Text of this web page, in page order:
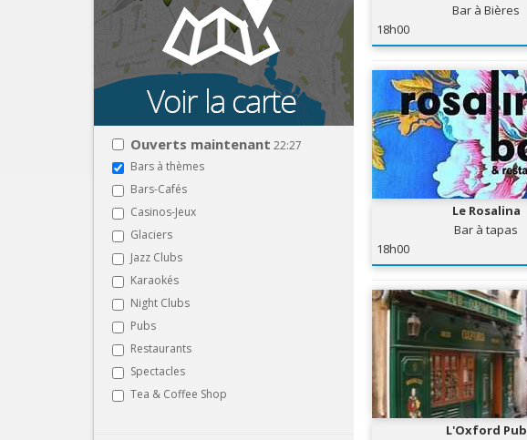
Ouverts maintenant 22:27
Bars à thèmes
Bars-Cafés
Casinos-Jeux
Glaciers
Jazz Clubs
Karaokés
Night Clubs
Pubs
Restaurants
Spectacles
Tea & Coffee Shop
Bar à Bières
18h00
Le Rosalina
Bar à tapas
18h00
L'Oxford Pub